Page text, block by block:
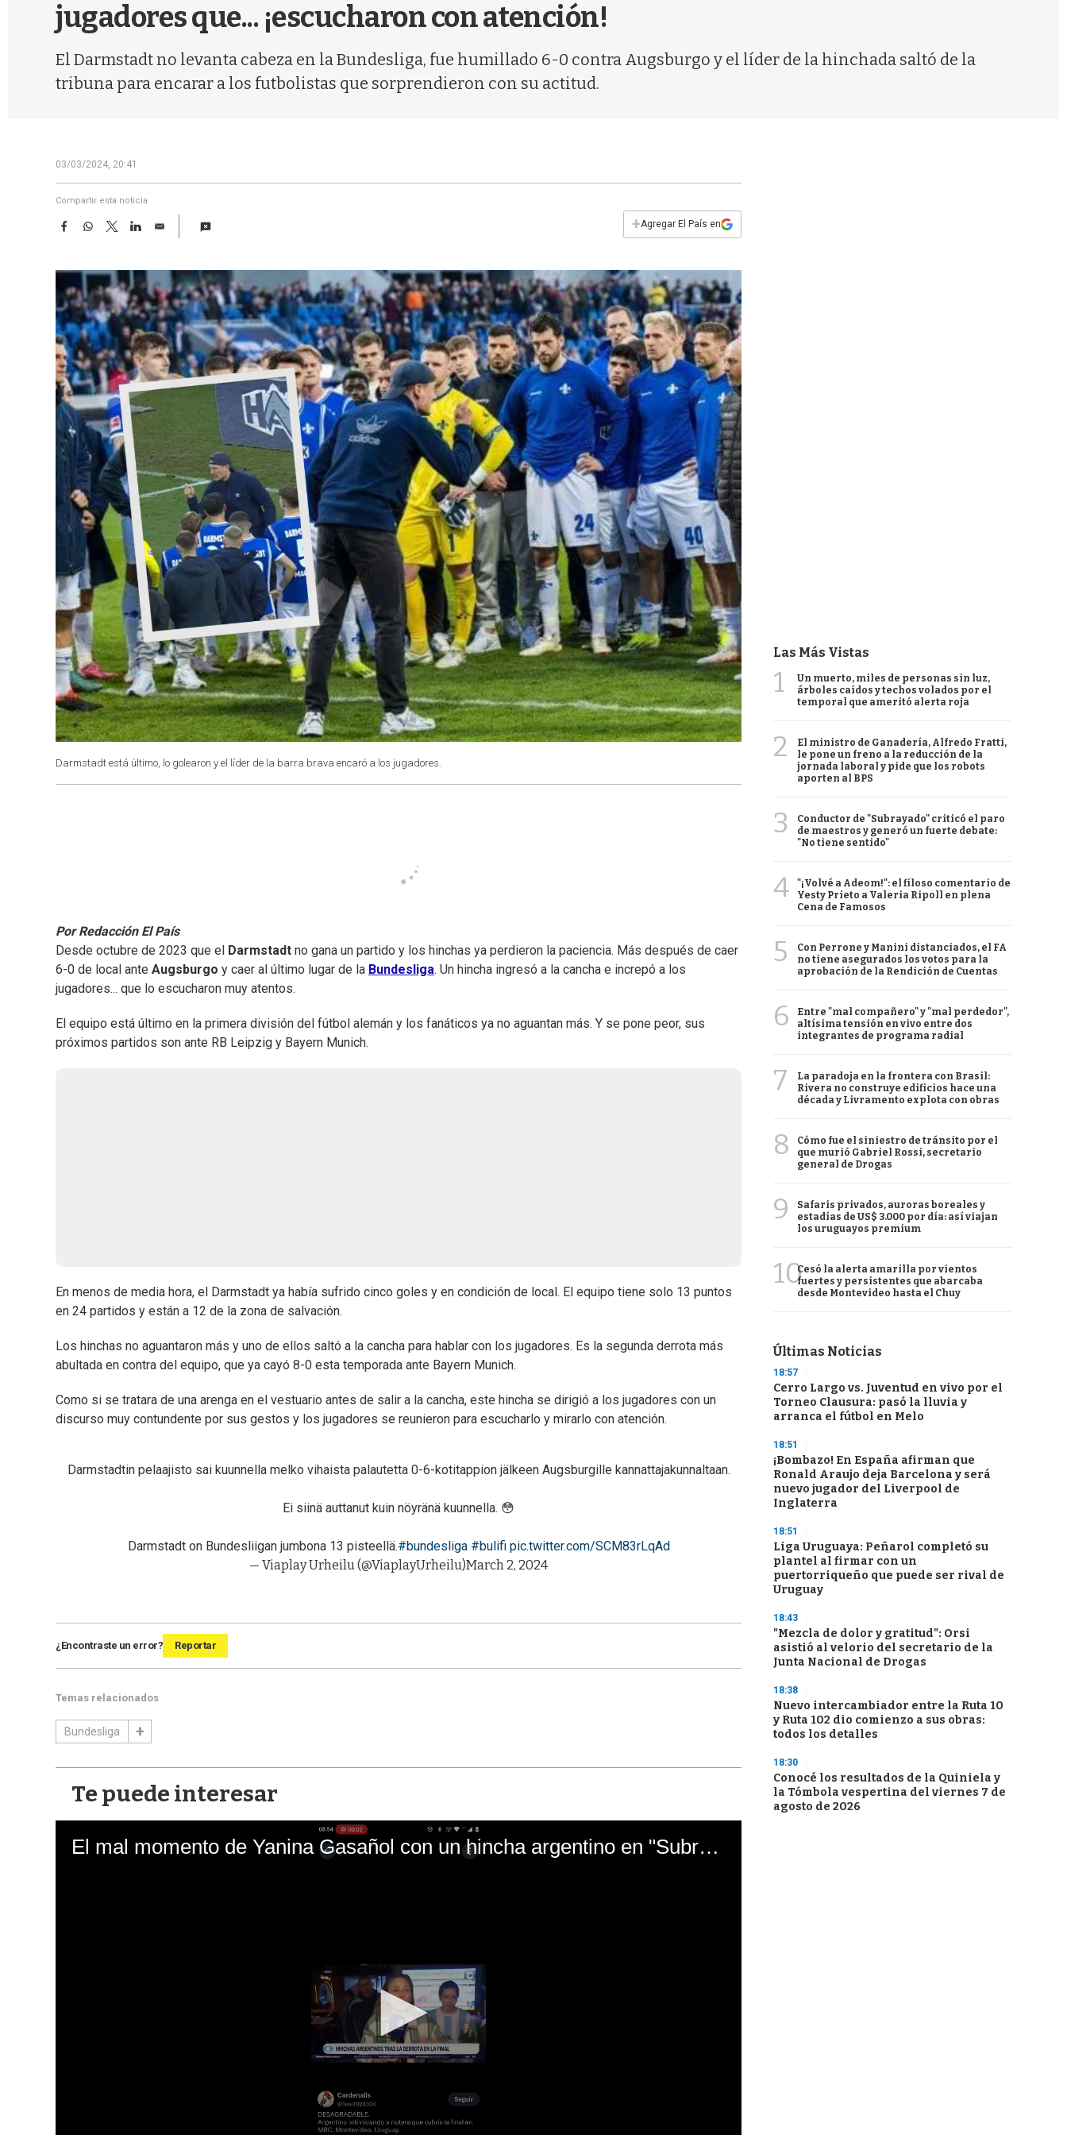
jugadores que... ¡escucharon con atención!
El Darmstadt no levanta cabeza en la Bundesliga, fue humillado 6-0 contra Augsburgo y el líder de la hinchada saltó de la
tribuna para encarar a los futbolistas que sorprendieron con su actitud.
03/03/2024, 20:41
Compartir esta noticia
F
e
b
o
o
k
W
t
s
A
p
p
T
w
t
t
e
r
L
k
e
d
I
n
E
i
l
+Agregar El País en
Darmstadt está último, lo golearon y el líder de la barra brava encaró a los jugadores.
Por Redacción El País
Desde octubre de 2023 que el
Darmstadt no gana un partido y los hinchas ya perdieron la paciencia. Más después de caer
6-0 de local ante Augsburgo y caer al último lugar de la Bundesliga. Un hincha ingresó a la cancha e increpó a los
jugadores... que lo escucharon muy atentos.
El equipo está último en la primera división del fútbol alemán y los fanáticos ya no aguantan más. Y se pone peor, sus
próximos partidos son ante RB Leipzig y Bayern Munich.
En menos de media hora, el Darmstadt ya había sufrido cinco goles y en condición de local. El equipo tiene solo 13 puntos
en 24 partidos y están a 12 de la zona de salvación.
Los hinchas no aguantaron más y uno de ellos saltó a la cancha para hablar con los jugadores. Es la segunda derrota más
abultada en contra del equipo, que ya cayó 8-0 esta temporada ante Bayern Munich.
Como si se tratara de una arenga en el vestuario antes de salir a la cancha, este hincha se dirigió a los jugadores con un
discurso muy contundente por sus gestos y los jugadores se reunieron para escucharlo y mirarlo con atención.
Darmstadtin pelaajisto sai kuunnella melko vihaista palautetta 0-6-kotitappion jälkeen Augsburgille kannattajakunnaltaan.
Ei siinä auttanut kuin nöyränä kuunnella. 😳
Darmstadt on Bundesliigan jumbona 13 pisteellä.#bundesliga #bulifi pic.twitter.com/SCM83rLqAd
— Viaplay Urheilu (@ViaplayUrheilu)March 2, 2024
¿Encontraste un error? Reportar
Temas relacionados
Bundesliga
Te puede interesar
El mal momento de Yanina Gasañol con un hincha argentino en "Subrayado"
Las Más Vistas
1
Un muerto, miles de personas sin luz,
árboles caídos y techos volados por el
temporal que ameritó alerta roja
2
El ministro de Ganadería, Alfredo Fratti,
le pone un freno a la reducción de la
jornada laboral y pide que los robots
aporten al BPS
3
Conductor de "Subrayado" criticó el paro
de maestros y generó un fuerte debate:
"No tiene sentido"
4
"¡Volvé a Adeom!": el filoso comentario de
Yesty Prieto a Valeria Ripoll en plena
Cena de Famosos
5
Con Perrone y Manini distanciados, el FA
no tiene asegurados los votos para la
aprobación de la Rendición de Cuentas
6
Entre "mal compañero" y "mal perdedor",
altísima tensión en vivo entre dos
integrantes de programa radial
7
La paradoja en la frontera con Brasil:
Rivera no construye edificios hace una
década y Livramento explota con obras
8
Cómo fue el siniestro de tránsito por el
que murió Gabriel Rossi, secretario
general de Drogas
9
Safaris privados, auroras boreales y
estadías de US$ 3.000 por día: así viajan
los uruguayos premium
10Cesó la alerta amarilla por vientos
fuertes y persistentes que abarcaba
desde Montevideo hasta el Chuy
Últimas Noticias
18:57
Cerro Largo vs. Juventud en vivo por el
Torneo Clausura: pasó la lluvia y
arranca el fútbol en Melo
18:51
¡Bombazo! En España afirman que
Ronald Araujo deja Barcelona y será
nuevo jugador del Liverpool de
Inglaterra
18:51
Liga Uruguaya: Peñarol completó su
plantel al firmar con un
puertorriqueño que puede ser rival de
Uruguay
18:43
"Mezcla de dolor y gratitud": Orsi
asistió al velorio del secretario de la
Junta Nacional de Drogas
18:38
Nuevo intercambiador entre la Ruta 10
y Ruta 102 dio comienzo a sus obras:
todos los detalles
18:30
Conocé los resultados de la Quiniela y
la Tómbola vespertina del viernes 7 de
agosto de 2026